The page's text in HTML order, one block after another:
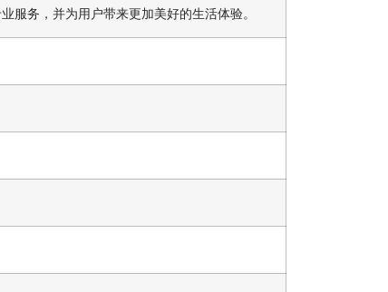
服务，并为用户带来更加美好的生活体验。